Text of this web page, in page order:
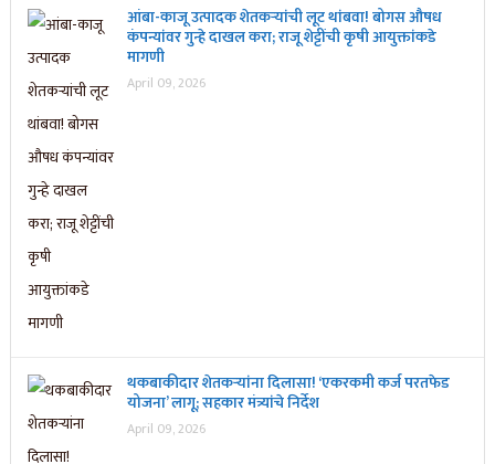
आंबा-काजू उत्पादक शेतकऱ्यांची लूट थांबवा! बोगस औषध
कंपन्यांवर गुन्हे दाखल करा; राजू शेट्टींची कृषी आयुक्तांकडे
मागणी
April 09, 2026
थकबाकीदार शेतकऱ्यांना दिलासा! ‘एकरकमी कर्ज परतफेड
योजना’ लागू; सहकार मंत्र्यांचे निर्देश
April 09, 2026